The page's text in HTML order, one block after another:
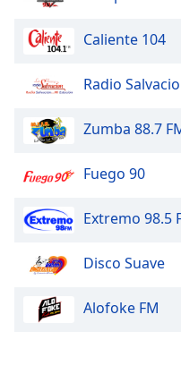
Caliente 104
Radio
Zumba 88.7
Fuego 90
Extremo 98.5
Disco Suave
Alofoke FM